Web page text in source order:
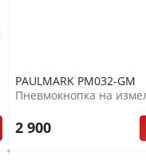
PAULMARK PM032-GM
Пневмокнопка на
2 900